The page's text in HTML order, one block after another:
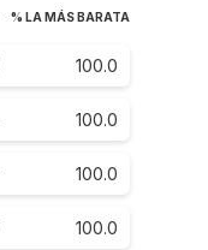
% LA MÁS BARATA
100.0
100.0
100.0
100.0